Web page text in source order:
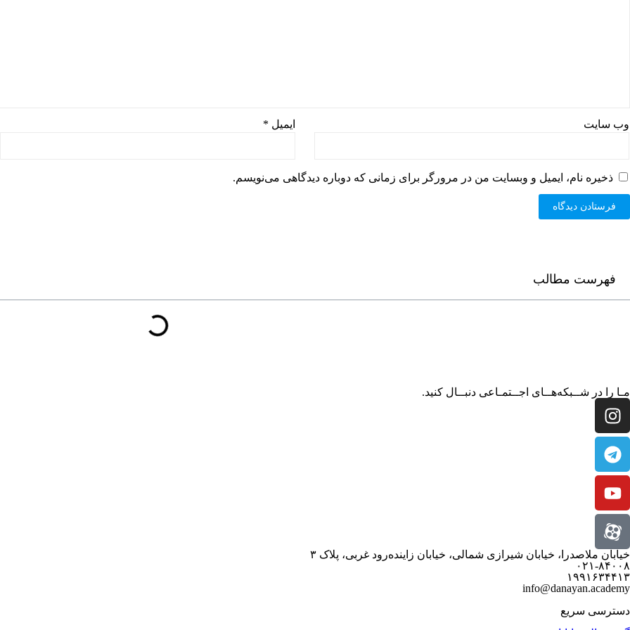
ایمیل * وب‌ سایت
ذخیره نام، ایمیل و وبسایت من در مرورگر برای زمانی که دوباره دیدگاهی می‌نویسم.
فهرست مطالب
مـا را در شــبکه‌هــای اجــتمـاعی دنبــال کنید.
خیابان ملاصدرا، خیابان شیرازی شمالی، خیابان زاینده‌رود غربی، پلاک ۳
۰۲۱-۸۴۰۰۸
۱۹۹۱۶۳۴۴۱۳
info@danayan.academy
دسترسی سریع